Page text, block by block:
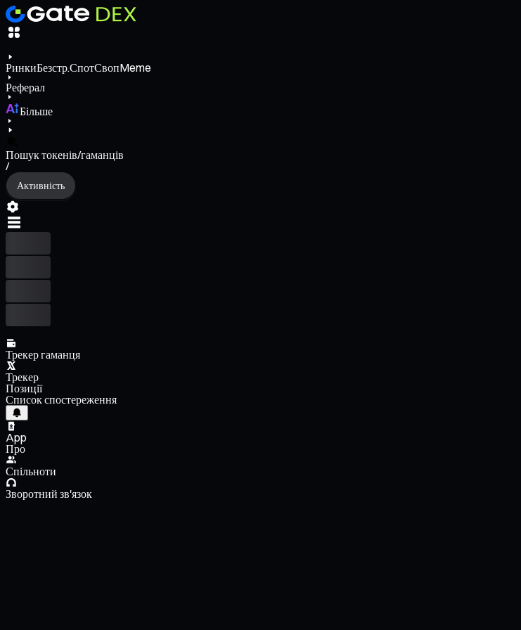
РинкиБезстр.СпотСвопMeme
Реферал
Більше
Пошук токенів/гаманців
/
Активність
Трекер гаманця
Трекер
Позиції
Список спостереження
App
Про
Спільноти
Зворотний зв'язок